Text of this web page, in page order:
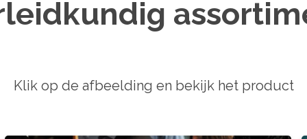
Klik op de afbeelding en bekijk het product